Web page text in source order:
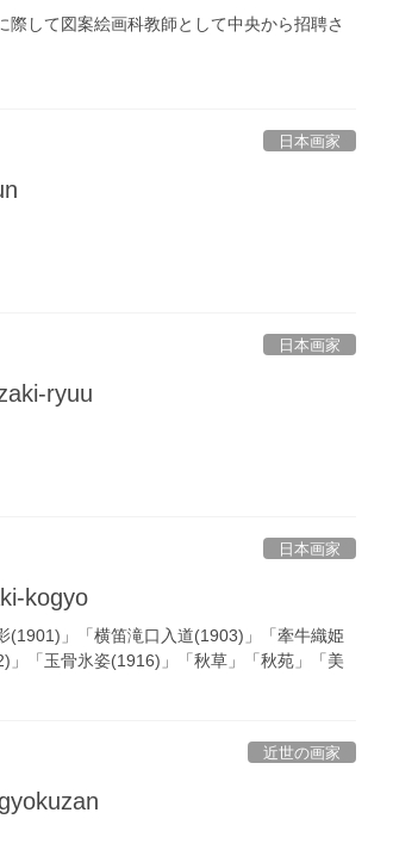
して図案絵画科教師として中央から招聘さ
日本画家
日本画家
ryuu
日本画家
kogyo
(1901)」「横笛滝口入道(1903)」「牽牛織姫
「玉骨氷姿(1916)」「秋草」「秋苑」「美
近世の画家